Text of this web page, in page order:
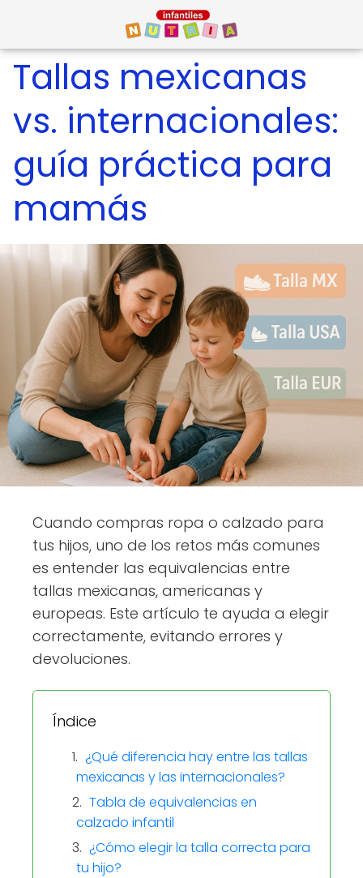
Tallas mexicanas
vs. internacionales:
guía práctica para
mamás
Cuando compras ropa o calzado para
tus hijos, uno de los retos más comunes
es entender las equivalencias entre
tallas mexicanas, americanas y
europeas. Este artículo te ayuda a elegir
correctamente, evitando errores y
devoluciones.
Índice
¿Qué diferencia hay entre las tallas
mexicanas y las internacionales?
Tabla de equivalencias en
calzado infantil
¿Cómo elegir la talla correcta para
tu hijo?